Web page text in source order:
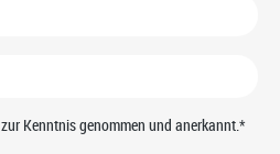
zur Kenntnis genommen und anerkannt.*